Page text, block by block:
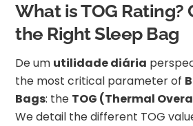
What is TOG Rating?
the Right Sleep Bag
De um utilidade diária
the most critical parameter of
Bags: the TOG (Thermal
We detail the different TOG